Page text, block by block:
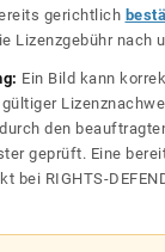
gerichtlich
Lizenzgebühr nach
Ein Bild kann
den
geprüft. Eine
bei RIGHTS-